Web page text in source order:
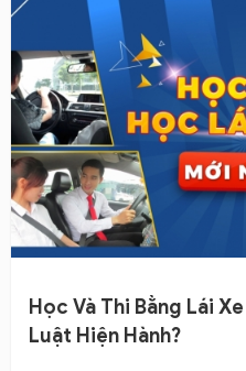
Học Và Thi Bằng Lái
Luật Hiện Hành?